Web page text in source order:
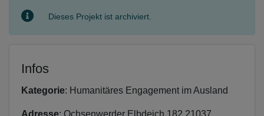
Dieses Projekt ist archiviert.
Infos
Kategorie: Humanitäres Engagement im Ausland
Adresse: Ochsenwerder Elbdeich 182 21037,